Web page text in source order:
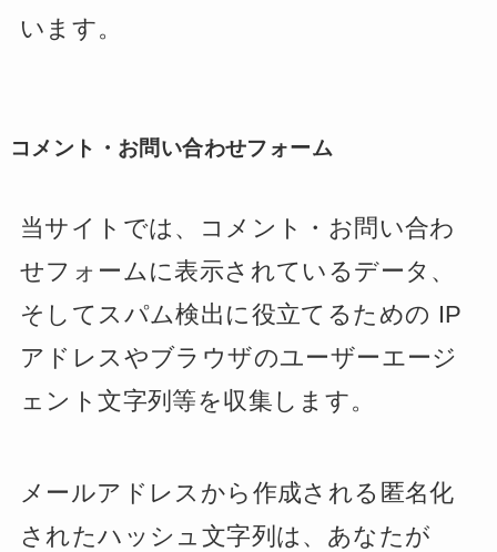
います。
コメント・お問い合わせフォーム
当サイトでは、コメント・お問い合わ
せフォームに表示されているデータ、
そしてスパム検出に役立てるための IP
アドレスやブラウザのユーザーエージ
ェント文字列等を収集します。
メールアドレスから作成される匿名化
されたハッシュ文字列は、あなたが